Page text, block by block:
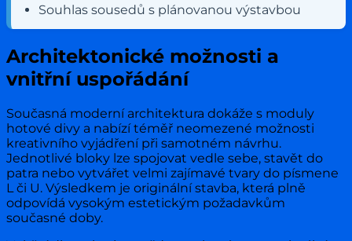
Souhlas sousedů s plánovanou výstavbou
Architektonické možnosti a
vnitřní uspořádání
Současná moderní architektura dokáže s moduly
hotové divy a nabízí téměř neomezené možnosti
kreativního vyjádření při samotném návrhu.
Jednotlivé bloky lze spojovat vedle sebe, stavět do
patra nebo vytvářet velmi zajímavé tvary do písmene
L či U. Výsledkem je originální stavba, která plně
odpovídá vysokým estetickým požadavkům
současné doby.